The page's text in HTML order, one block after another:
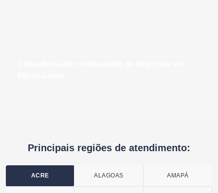
Principais regiões de atendimento:
ACRE ALAGOAS AMAPÁ